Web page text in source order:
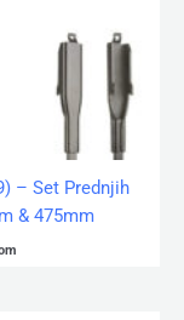
– Set Prednjih
& 475mm